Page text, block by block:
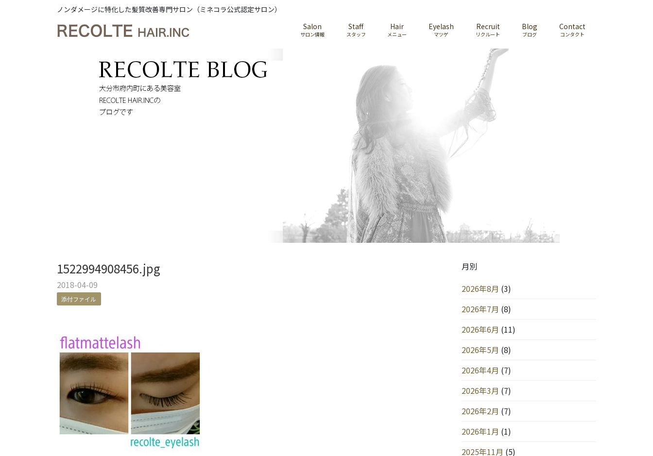
ノンダメージに特化した髪質改善専門サロン（ミネコラ公式認定サロン）
Salon
サロン情報
Staff
スタッフ
Hair
メニュー
Eyelash
マツゲ
Recruit
リクルート
Blog
ブログ
Contact
コンタクト
1522994908456.jpg
2018-04-09
添付ファイル
月別
2026年8月 (3)
2026年7月 (8)
2026年6月 (11)
2026年5月 (8)
2026年4月 (7)
2026年3月 (7)
2026年2月 (7)
2026年1月 (1)
2025年11月 (5)